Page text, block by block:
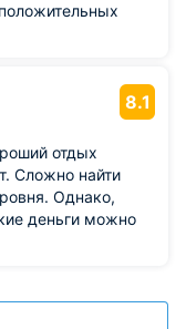
8.1
отдых
Сложно найти
Однако,
деньги можно